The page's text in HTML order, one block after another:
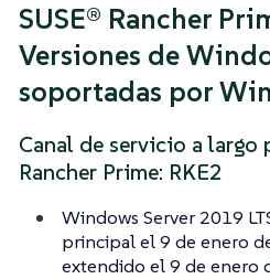
SUSE® Rancher
Versiones de
soportadas por
Canal de servicio a largo
Rancher Prime: RKE2
Windows Server 2019
principal el 9 de enero
extendido el 9 de enero